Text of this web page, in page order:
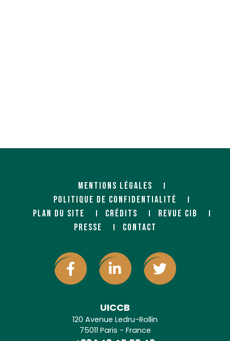
MENTIONS LÉGALES
POLITIQUE DE CONFIDENTIALITÉ
PLAN DU SITE
CRÉDITS
REVUE CIB
PRESSE
CONTACT
UICCB
120 Avenue Ledru-Rollin
75011 Paris - France